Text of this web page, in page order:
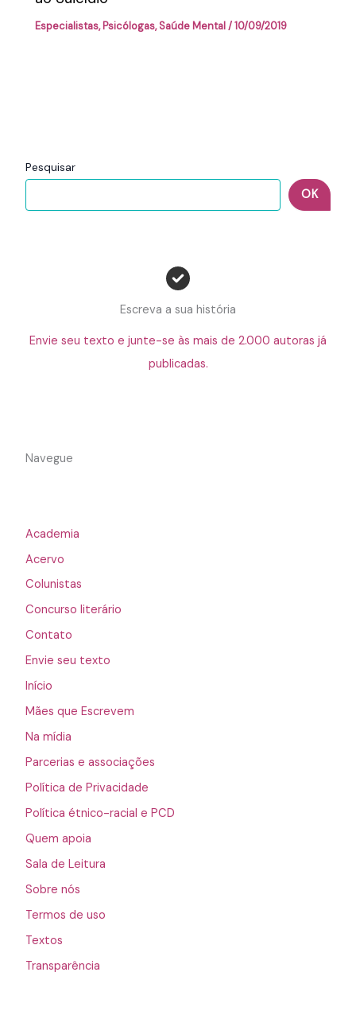
Pesquisar
OK
Escreva a sua história
Envie seu texto e junte-se às mais de 2.000 autoras já
publicadas.
Navegue
Academia
Acervo
Colunistas
Concurso literário
Contato
Envie seu texto
Início
Mães que Escrevem
Na mídia
Parcerias e associações
Política de Privacidade
Política étnico-racial e PCD
Quem apoia
Sala de Leitura
Sobre nós
Termos de uso
Textos
Transparência
Especialistas,Psicólogas,Saúde Mental/10/09/2019